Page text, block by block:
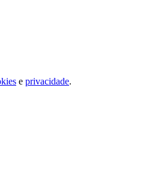
e privacidade.